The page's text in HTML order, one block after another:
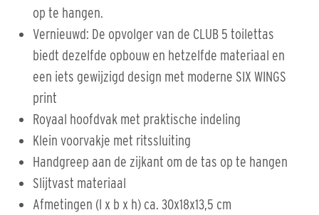
op te hangen.
Vernieuwd: De opvolger van de CLUB 5 toilettas
biedt dezelfde opbouw en hetzelfde materiaal en
een iets gewijzigd design met moderne SIX WINGS
print
Royaal hoofdvak met praktische indeling
Klein voorvakje met ritssluiting
Handgreep aan de zijkant om de tas op te hangen
Slijtvast materiaal
Afmetingen (l x b x h) ca. 30x18x13,5 cm